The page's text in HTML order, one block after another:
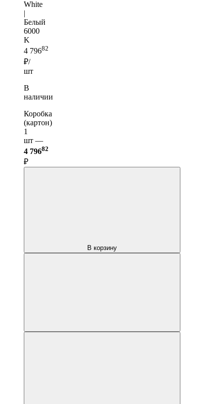
White
|
Белый
6000
K
4 79682
₽/
шт
В
наличии
Коробка
(картон)
1
шт —
4 79682
₽
В корзину